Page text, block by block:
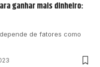
ganhar mais dinheiro:
de fatores como